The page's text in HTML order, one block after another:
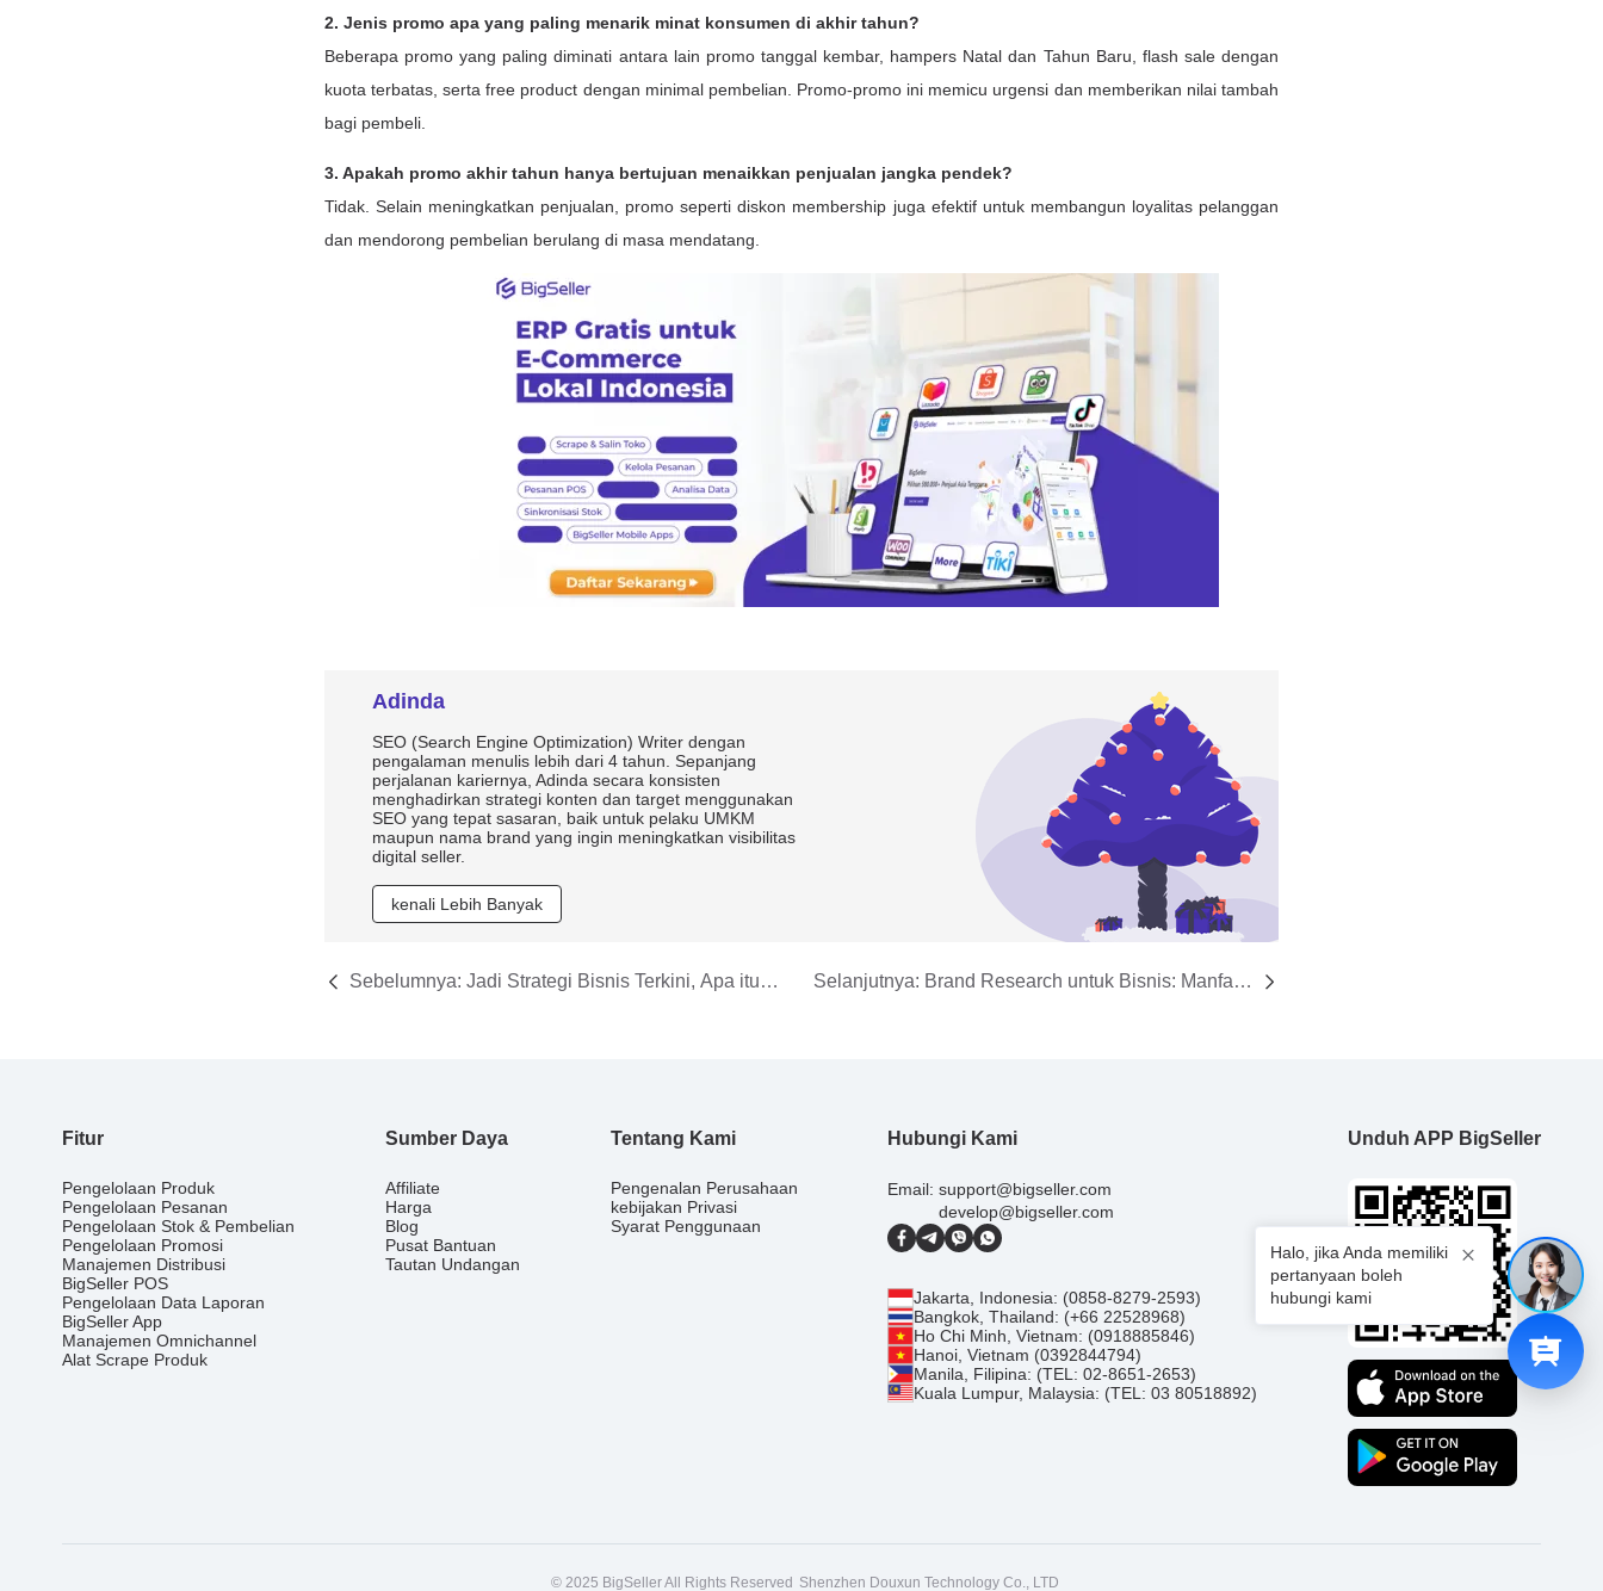
Adinda
SEO (Search Engine Optimization) Writer dengan
pengalaman menulis lebih dari 4 tahun. Sepanjang
perjalanan kariernya, Adinda secara konsisten
menghadirkan strategi konten dan target menggunakan
SEO yang tepat sasaran, baik untuk pelaku UMKM
maupun nama brand yang ingin meningkatkan visibilitas
digital seller.
kenali Lebih Banyak
Sebelumnya: Jadi Strategi Bisnis Terkini, Apa itu
Selanjutnya: Brand Research untuk Bisnis: Manfaat,
Fitur
Pengelolaan Produk
Pengelolaan Pesanan
Pengelolaan Stok & Pembelian
Pengelolaan Promosi
Manajemen Distribusi
BigSeller POS
Pengelolaan Data Laporan
BigSeller App
Manajemen Omnichannel
Alat Scrape Produk
Sumber Daya
Affiliate
Harga
Blog
Pusat Bantuan
Tautan Undangan
Tentang Kami
Pengenalan Perusahaan
kebijakan Privasi
Syarat Penggunaan
Hubungi Kami
Email:support@bigseller.com
develop@bigseller.com
Jakarta, Indonesia: (0858-8279-2593)
Bangkok, Thailand: (+66 22528968)
Ho Chi Minh, Vietnam: (0918885846)
Hanoi, Vietnam (0392844794)
Manila, Filipina: (TEL: 02-8651-2653)
Kuala Lumpur, Malaysia: (TEL: 03 80518892)
Unduh APP BigSeller
© 2025 BigSeller All Rights Reserved Shenzhen Douxun Technology Co., LTD
Halo, jika Anda memiliki
pertanyaan boleh
hubungi kami